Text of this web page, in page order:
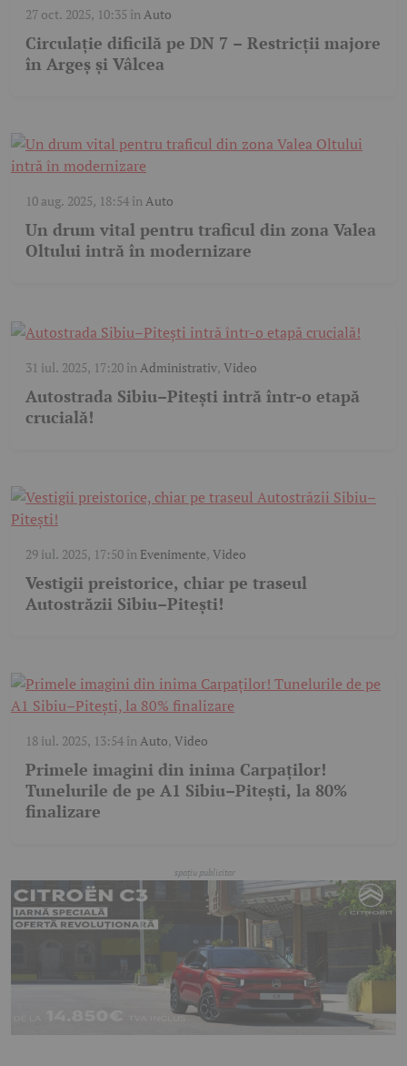
27 oct. 2025, 10:35 înAuto
Circulație dificilă pe DN 7 – Restricții majore
în Argeș și Vâlcea
10 aug. 2025, 18:54 înAuto
Un drum vital pentru traficul din zona Valea
Oltului intră în modernizare
31 iul. 2025, 17:20 înAdministrativ, Video
Autostrada Sibiu–Pitești intră într-o etapă
crucială!
29 iul. 2025, 17:50 în Evenimente, Video
Vestigii preistorice, chiar pe traseul
Autostrăzii Sibiu–Pitești!
18 iul. 2025, 13:54 înAuto, Video
Primele imagini din inima Carpaților!
Tunelurile de pe A1 Sibiu–Pitești, la 80%
finalizare